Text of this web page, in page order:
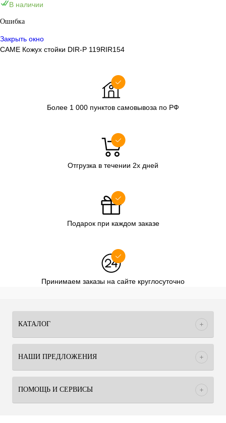
В наличии
Ошибка
Закрыть окно
CAME Кожух стойки DIR-P 119RIR154
Более 1 000 пунктов самовывоза по РФ
Отгрузка в течении 2х дней
Подарок при каждом заказе
Принимаем заказы на сайте круглосуточно
КАТАЛОГ
НАШИ ПРЕДЛОЖЕНИЯ
ПОМОЩЬ И СЕРВИСЫ